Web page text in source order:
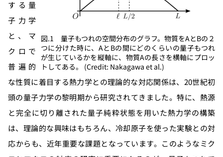
図.1 量子もつれの空間分布のグラフ。物質をAとBの２
つに分けた時に、AとBの間にどのくらいの量子もつれ
が生じているかを縦軸に、物質Aの長さを横軸にプロッ
トしてある。 (Credit: Nakagawa et al.)
する量
子力学
と、マ
クロで
普遍的
な性質に着目する熱力学との理論的な対応関係は、20世紀初
頭の量子力学の黎明期から研究されてきました。特に、熱源
と完全に切り離された量子純粋状態を用いた熱力学の構築
は、理論的な興味はもちろん、冷却原子を使った実験との対
応からも、近年重要な課題となっています。このようなミク